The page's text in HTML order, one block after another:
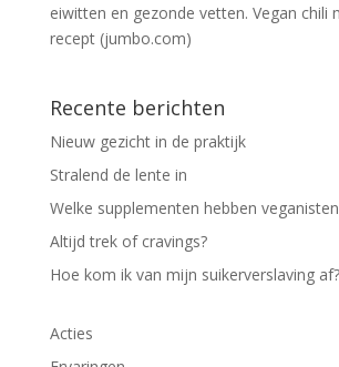
eiwitten en gezonde vetten. Vegan chili
recept (jumbo.com)
Recente berichten
Nieuw gezicht in de praktijk
Stralend de lente in
Welke supplementen hebben
Altijd trek of cravings?
Hoe kom ik van mijn suikerverslaving af?
Acties